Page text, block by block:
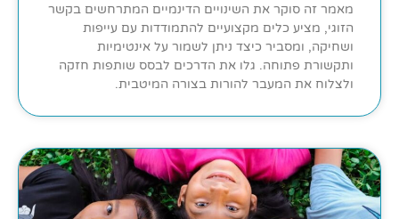
מאמר זה סוקר את השינויים הדינמיים המתרחשים בקשר
הזוגי, מציע כלים מקצועיים להתמודדות עם עייפות
ושחיקה, ומסביר כיצד ניתן לשמור על אינטימיות
ותקשורת פתוחה. גלו את הדרכים לבסס שותפות חזקה
ולצלוח את המעבר להורות בצורה המיטבית.